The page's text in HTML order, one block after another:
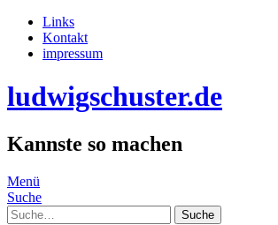
Links
Kontakt
impressum
ludwigschuster.de
Kannste so machen
Menü
Suche
Suche